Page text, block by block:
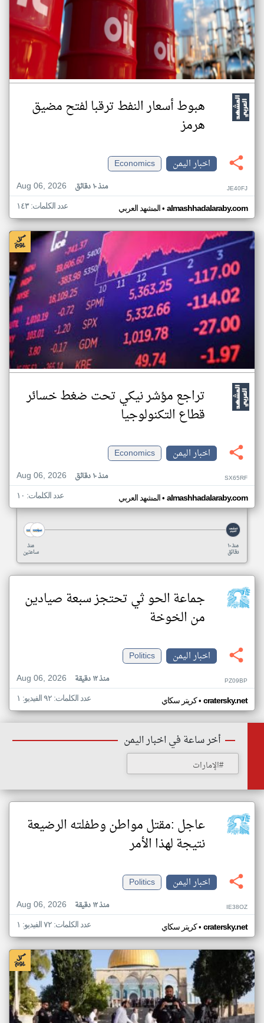
هبوط أسعار النفط ترقبا لفتح مضيق
هرمز
اخبار اليمن
Economics
Aug 06, 2026
منذ ١٠ دقائق JE40FJ
المشهد العربي• almashhadalaraby.com عدد الكلمات: ١٤٣
تراجع مؤشر نيكي تحت ضغط خسائر
قطاع التكنولوجيا
اخبار اليمن
Economics
Aug 06, 2026
منذ ١٠ دقائق SX65RF
المشهد العربي• almashhadalaraby.com عدد الكلمات: ١٠
منذ
ساعتين
منذ ١٠
دقائق
جماعة الحو ثي تحتجز سبعة صيادين
من الخوخة
اخبار اليمن
Politics
Aug 06, 2026
منذ ١٢ دقيقة PZ09BP
كريتر سكاي• cratersky.net عدد الكلمات: ٩٢ الفيديو: ١
أخر ساعة في اخبار اليمن
#الإمارات
عاجل :مقتل مواطن وطفلته الرضيعة
نتيجة لهذا الأمر
اخبار اليمن
Politics
Aug 06, 2026
منذ ١٢ دقيقة IE38OZ
كريتر سكاي• cratersky.net عدد الكلمات: ٧٢ الفيديو: ١